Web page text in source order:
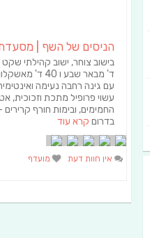
ד' מבאר שבע ו
עם גינה רחבה נעימה
עשוי פרופיל מתכת וזכוכית,
החמימים, ובימות חורף
בדרום קרא עוד
אין חוות דעת מועדף